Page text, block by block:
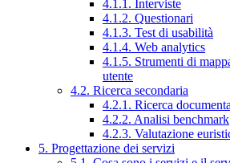
4.1.1. Interviste
4.1.2. Questionari
4.1.3. Test di usabilità
4.1.4. Web analytics
4.1.5. Strumenti di
utente
4.2. Ricerca secondaria
4.2.1. Ricerca
4.2.2. Analisi benchmark
4.2.3. Valutazione
5. Progettazione dei servizi